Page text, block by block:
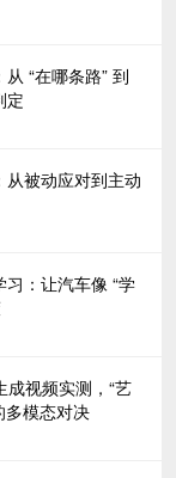
“在哪条路” 到
定
从被动应对到主动
：让汽车像 “学
成视频实测，“艺
多模态对决